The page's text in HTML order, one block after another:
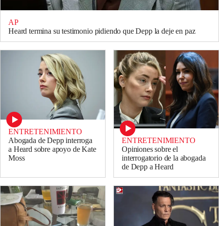
AP
Heard termina su testimonio pidiendo que Depp la deje en paz
ENTRETENIMIENTO
Abogada de Depp interroga
a Heard sobre apoyo de Kate
Moss
ENTRETENIMIENTO
Opiniones sobre el
interrogatorio de la abogada
de Depp a Heard